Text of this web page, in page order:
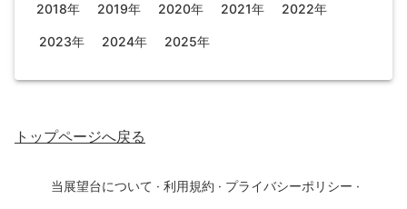
2018年 2019年 2020年 2021年 2022年
2023年 2024年 2025年
トップページへ戻る
当展望台について · 利用規約 · プライバシーポリシー ·